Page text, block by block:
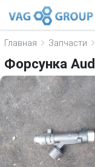
Главная Запчасти
Форсунка